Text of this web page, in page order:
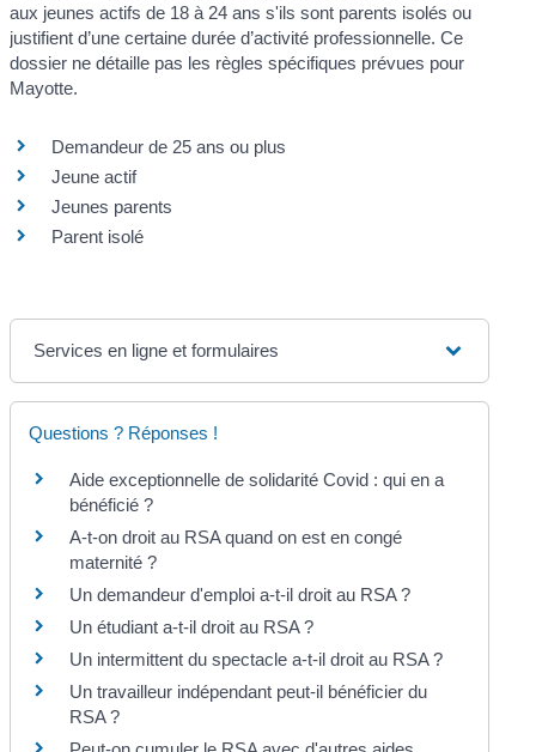
aux jeunes actifs de 18 à 24 ans s'ils sont parents isolés ou
justifient d’une certaine durée d’activité professionnelle. Ce
dossier ne détaille pas les règles spécifiques prévues pour
Mayotte.
Demandeur de 25 ans ou plus
Jeune actif
Jeunes parents
Parent isolé
Services en ligne et formulaires
Questions ? Réponses !
Aide exceptionnelle de solidarité Covid : qui en a
bénéficié ?
A-t-on droit au RSA quand on est en congé
maternité ?
Un demandeur d'emploi a-t-il droit au RSA ?
Un étudiant a-t-il droit au RSA ?
Un intermittent du spectacle a-t-il droit au RSA ?
Un travailleur indépendant peut-il bénéficier du
RSA ?